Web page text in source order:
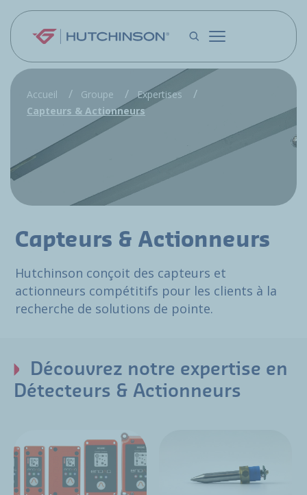
Aller au contenu principal
Accueil Groupe
Expertises
Capteurs & Actionneurs
Capteurs & Actionneurs
Hutchinson conçoit des capteurs et
actionneurs compétitifs pour les clients à la
recherche de solutions de pointe.
Découvrez notre expertise en
Détecteurs & Actionneurs